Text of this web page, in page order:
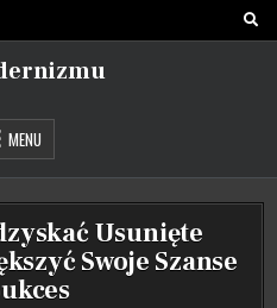
MENU
Usunięte
Swoje Szanse